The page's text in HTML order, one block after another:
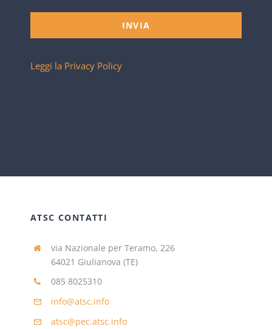
INVIA
Leggi la Privacy Policy
ATSC CONTATTI
via Nazionale per Teramo, 226
64021 Giulianova (TE)
085 8025310
info@atsc.info
atsc@pec.atsc.info